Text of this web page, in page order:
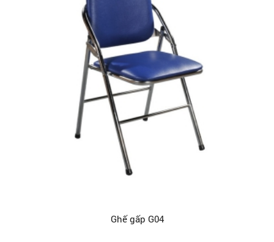
Ghế gấp G04